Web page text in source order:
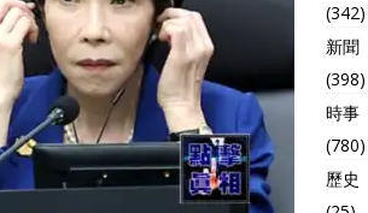
(342)
新聞
(398)
時事
(780)
歷史